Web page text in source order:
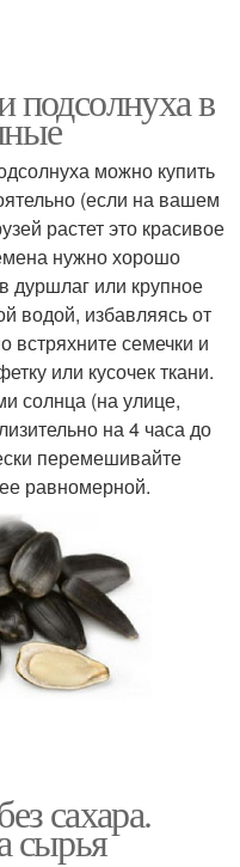
подсолнуха в
можно купить
(если на вашем
растет это красивое
нужно хорошо
дуршлаг или крупное
водой, избавляясь от
встряхните семечки и
или кусочек ткани.
солнца (на улице,
на 4 часа до
перемешивайте
равномерной.
сахара.
сырья